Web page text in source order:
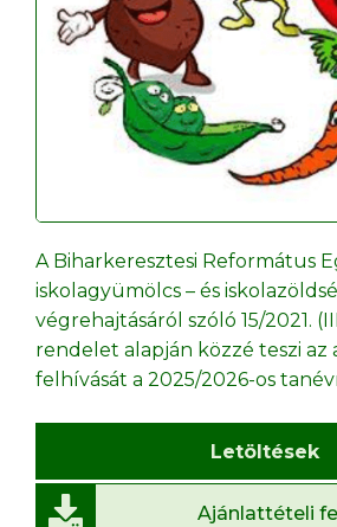
A Biharkeresztesi Református
iskolagyümölcs – és
végrehajtásáról szóló 15/2021.
rendelet alapján közzé teszi az
felhívását a 2025/2026-os
Letöltések
Ajánlattételi